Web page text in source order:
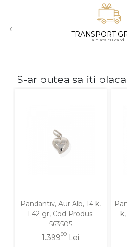
‹ TRANSPORT
la plata cu
S-ar putea sa iti placa
Pandantiv, Aur Alb, 14 k,
1.42 gr, Cod Produs:
563505
1.39999Lei